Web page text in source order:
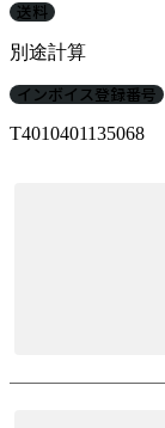
送料
別途計算
インボイス登録番号
T4010401135068